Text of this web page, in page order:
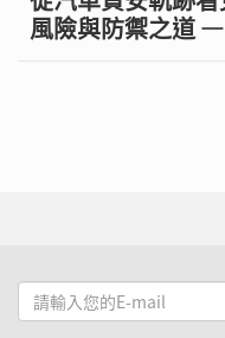
風險與防禦之道
請
輸